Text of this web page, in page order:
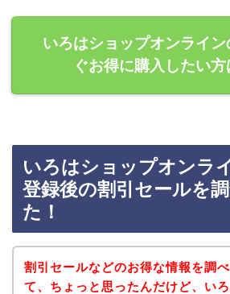
いろはショップオンライ
ぐお得に購入したい方
いろはショップオンラ
登録後の割引セールを
た！
割引セールなどのお得な情報を調
て、ちょっと思ったんだけど、い